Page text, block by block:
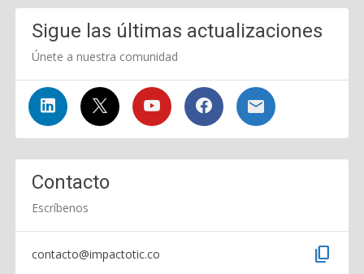
Sigue las últimas actualizaciones
Únete a nuestra comunidad
Contacto
Escríbenos
contacto@impactotic.co content_copy